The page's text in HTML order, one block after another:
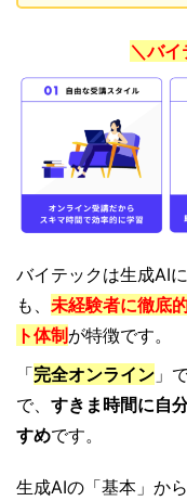
＼バ
バイテックは生成AI
も、 未経験者に徹底
ト体制 が特徴です。
「完全オンライン 」
で、 すきま時間に自
すめです。
生成AIの「基本」か